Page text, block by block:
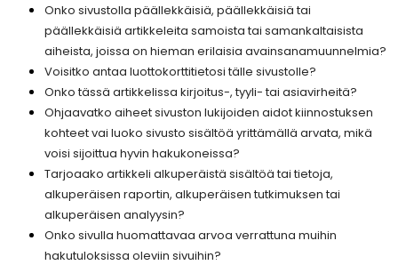
Onko sivustolla päällekkäisiä, päällekkäisiä tai
päällekkäisiä artikkeleita samoista tai samankaltaisista
aiheista, joissa on hieman erilaisia avainsanamuunnelmia?
Voisitko antaa luottokorttitietosi tälle sivustolle?
Onko tässä artikkelissa kirjoitus-, tyyli- tai asiavirheitä?
Ohjaavatko aiheet sivuston lukijoiden aidot kiinnostuksen
kohteet vai luoko sivusto sisältöä yrittämällä arvata, mikä
voisi sijoittua hyvin hakukoneissa?
Tarjoaako artikkeli alkuperäistä sisältöä tai tietoja,
alkuperäisen raportin, alkuperäisen tutkimuksen tai
alkuperäisen analyysin?
Onko sivulla huomattavaa arvoa verrattuna muihin
hakutuloksissa oleviin sivuihin?